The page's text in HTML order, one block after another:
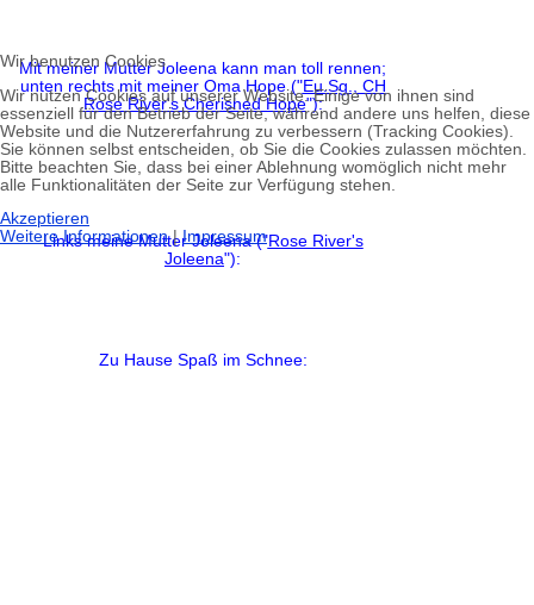
Mit meiner Mutter Joleena kann man toll rennen;
unten rechts mit meiner Oma Hope ("Eu.Sg., CH
Rose River's Cherished Hope"):
Links meine Mutter Joleena ("Rose River's
Joleena"):
Zu Hause Spaß im Schnee:
Wir benutzen Cookies
Wir nutzen Cookies auf unserer Website. Einige von ihnen sind
essenziell für den Betrieb der Seite, während andere uns helfen, diese
Website und die Nutzererfahrung zu verbessern (Tracking Cookies).
Sie können selbst entscheiden, ob Sie die Cookies zulassen möchten.
Bitte beachten Sie, dass bei einer Ablehnung womöglich nicht mehr
alle Funktionalitäten der Seite zur Verfügung stehen.
Akzeptieren
Weitere Informationen|Impressum